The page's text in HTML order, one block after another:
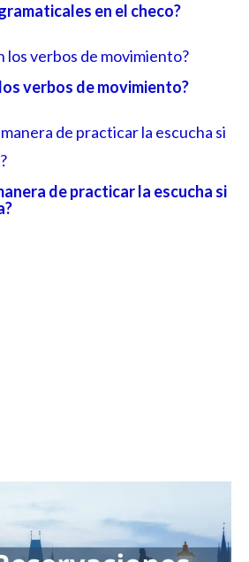
en el checo?
verbos de movimiento?
de practicar la escucha si